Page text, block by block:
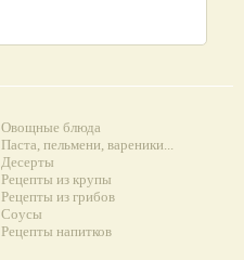
Овощные блюда
Паста, пельмени, вареники...
Десерты
Рецепты из крупы
Рецепты из грибов
Соусы
Рецепты напитков